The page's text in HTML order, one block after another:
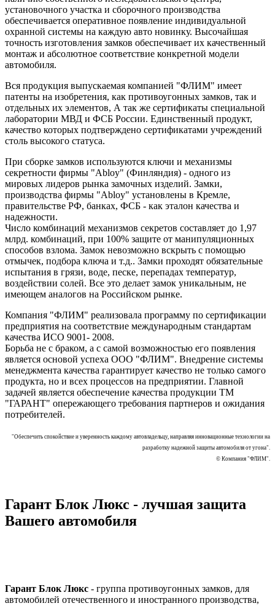
установочного участка и сборочного производства
обеспечивается оперативное появление индивидуальной
охранной системы на каждую авто новинку. Высочайшая
точность изготовления замков обеспечивает их качественный
монтаж и абсолютное соответствие конкретной модели
автомобиля.
Вся продукция выпускаемая компанией "ФЛИМ" имеет
патенты на изобретения, как противоугонных замков, так и
отдельных их элементов, А так же сертификаты специальной
лаборатории МВД и ФСБ России. Единственный продукт,
качество которых подтверждено сертификатами учреждений
столь высокого статуса.
При сборке замков используются ключи и механизмы
секретности фирмы "Ablоy" (Финляндия) - одного из
мировых лидеров рынка замочных изделий. Замки,
производства фирмы "Ablоy" установлены в Кремле,
правительстве РФ, банках, ФСБ - как эталон качества и
надежности.
Число комбинаций механизмов секретов составляет до 1,97
млрд. комбинаций, при 100% защите от манипуляционных
способов взлома. Замок невозможно вскрыть с помощью
отмычек, подбора ключа и т.д.. Замки проходят обязательные
испытания в грязи, воде, песке, перепадах температур,
воздействии солей. Все это делает замок уникальным, не
имеющем аналогов на Российском рынке.
Компания "ФЛИМ" реализовала программу по сертификации
предприятия на соответствие международным стандартам
качества ИСО 9001- 2008.
Борьба не с браком, а с самой возможностью его появления
является основой успеха ООО "ФЛИМ". Внедрение системы
менеджмента качества гарантирует качество не только самого
продукта, но и всех процессов на предприятии. Главной
задачей является обеспечение качества продукции ТМ
"ГАРАНТ" опережающего требования партнеров и ожидания
потребителей.
"Обеспечить спокойствие и уверенность каждому автовладельцу, направляя инновационные технологии на
разработку надежной защиты автомобиля от угона".
© Компания "ФЛИМ".
Гарант Блок Люкс - лучшая защита
Вашего автомобиля
Гарант Блок Люкс - группа противоугонных замков, для
автомобилей отечественного и иностранного производства,